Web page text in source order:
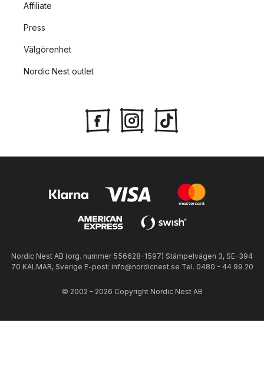
Affiliate
Press
Välgörenhet
Nordic Nest outlet
Nordic Nest AB (org. nummer 556628-1597) Stämpelvägen 3, SE-394
70 KALMAR, Sverige E-post: info@nordicnest.se Tel. 0480 - 44 99 20
© 2002 - 2026 Copyright Nordic Nest AB